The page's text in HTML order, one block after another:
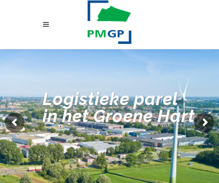
Logistieke parel
in het Groene Hart